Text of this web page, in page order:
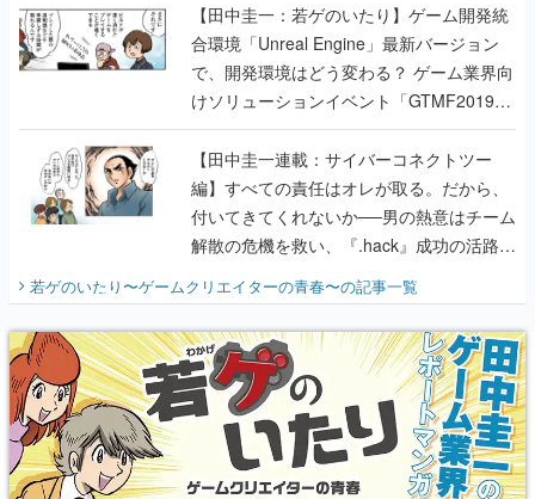
【田中圭一：若ゲのいたり】ゲーム開発統
合環境「Unreal Engine」最新バージョン
で、開発環境はどう変わる？ ゲーム業界向
けソリューションイベント「GTMF2019」
に行って、より理解を深めよう【PR】
【田中圭一連載：サイバーコネクトツー
編】すべての責任はオレが取る。だから、
付いてきてくれないか──男の熱意はチーム
解散の危機を救い、『.hack』成功の活路を
『少年ジャンプ』色だった【若ゲのいた
り】
若ゲのいたり〜ゲームクリエイターの青春〜の記事一覧